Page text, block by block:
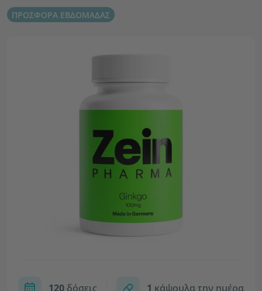
ΠΡΟΣΦΟΡΑ ΕΒΔΟΜΑΔΑΣ
120 δόσεις 1 κάψουλα την ημέρα